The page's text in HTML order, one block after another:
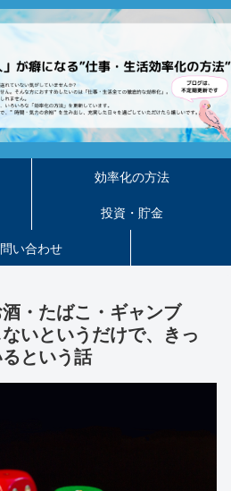
効率化の方法
投資・貯金
問い合わせ
酒・たばこ・ギャンブ
いというだけで、きっ
という話